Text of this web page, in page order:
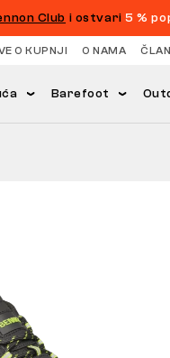
Club i ostvari5 %
O KUPNJI O NAMA
Barefoot